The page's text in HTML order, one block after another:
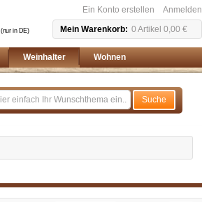
(nur in DE)
Anmelden
Ein Konto erstellen
Mein Warenkorb
0 Artikel 0,00 €
Weinhalter Wohnen
Suche